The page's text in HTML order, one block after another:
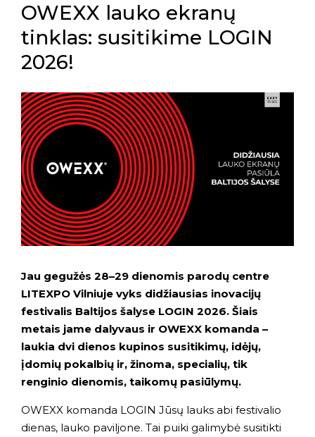
OWEXX lauko ekranų
tinklas: susitikime LOGIN
2026!
Jau gegužės 28–29 dienomis parodų centre
LITEXPO Vilniuje vyks didžiausias inovacijų
festivalis Baltijos šalyse LOGIN 2026. Šiais
metais jame dalyvaus ir OWEXX komanda –
laukia dvi dienos kupinos susitikimų, idėjų,
įdomių pokalbių ir, žinoma, specialių, tik
renginio dienomis, taikomų pasiūlymų.
OWEXX komanda LOGIN Jūsų lauks abi festivalio
dienas, lauko paviljone. Tai puiki galimybė susitikti